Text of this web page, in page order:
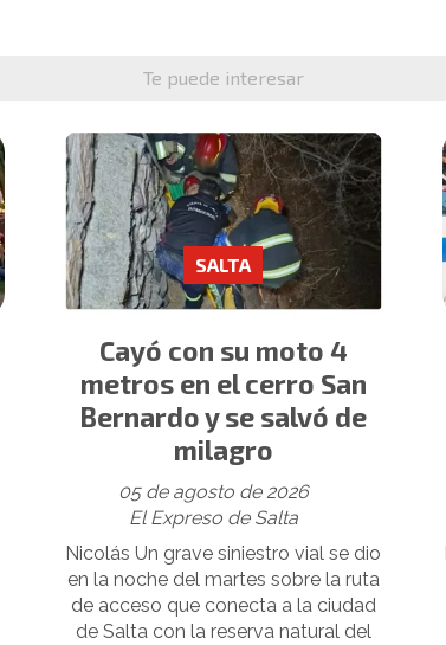
Te puede interesar
Cayó con su moto 4
metros en el cerro San
Bernardo y se salvó de
milagro
El Expreso de Salta
SALTA
05 de agosto de 2026
Nicolás Un grave siniestro vial se dio
en la noche del martes sobre la ruta
de acceso que conecta a la ciudad
de Salta con la reserva natural del